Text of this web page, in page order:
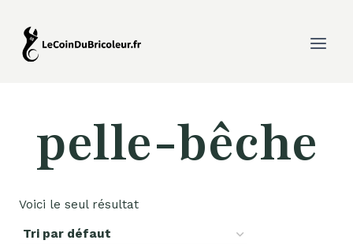
contenu
pelle-bêche
Voici le seul résultat